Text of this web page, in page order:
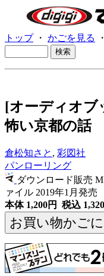
トップ・ かごを見る ・
[オーディオブ
怖い京都の話
倉松知さと , 彩図社
パンローリング
ダウンロード販売
ァイル 2019年1月発売
本体 1,200円 税込